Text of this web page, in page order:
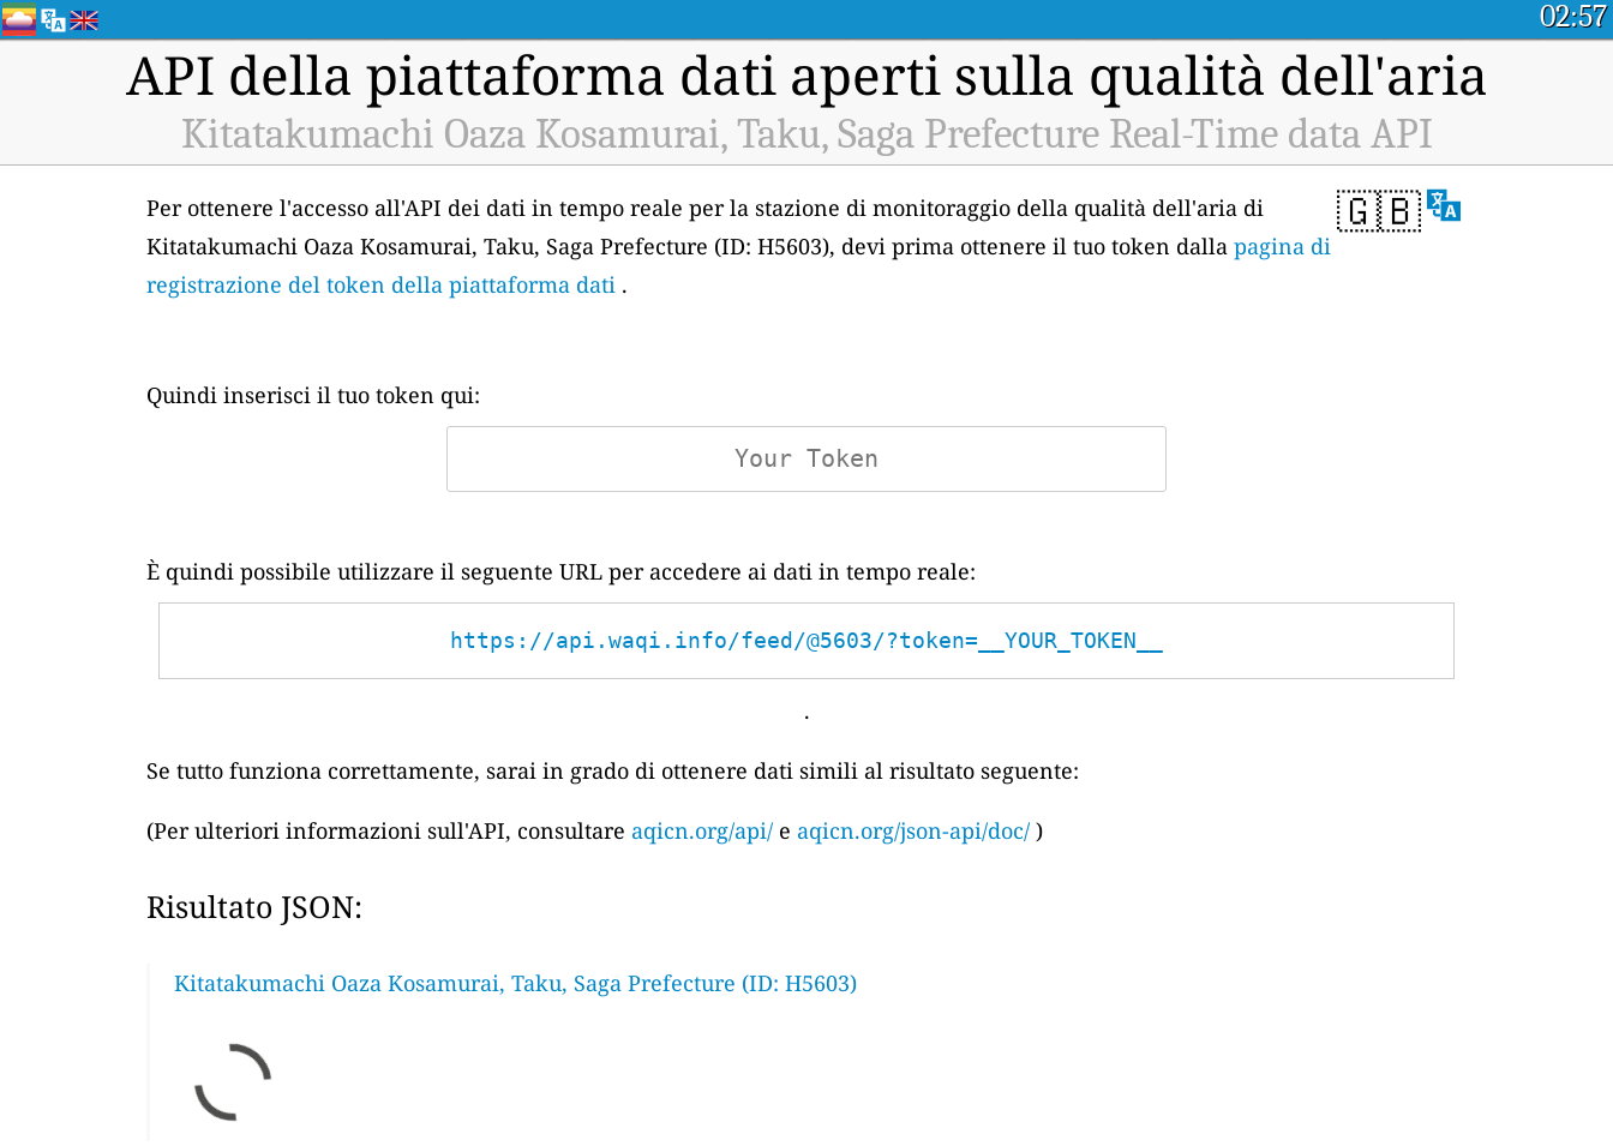
02:57
API della piattaforma dati aperti sulla qualità dell'aria
Kitatakumachi Oaza Kosamurai, Taku, Saga Prefecture Real-Time data API
🇬🇧
Per ottenere l'accesso all'API dei dati in tempo reale per la stazione di monitoraggio della qualità dell'aria di
Kitatakumachi Oaza Kosamurai, Taku, Saga Prefecture (ID: H5603), devi prima ottenere il tuo token dalla pagina di
registrazione del token della piattaforma dati .
Quindi inserisci il tuo token qui:
È quindi possibile utilizzare il seguente URL per accedere ai dati in tempo reale:
https://api.waqi.info/feed/@5603/?token=__YOUR_TOKEN__
.
Se tutto funziona correttamente, sarai in grado di ottenere dati simili al risultato seguente:
(Per ulteriori informazioni sull'API, consultare aqicn.org/api/ e aqicn.org/json-api/doc/ )
Risultato JSON:
Kitatakumachi Oaza Kosamurai, Taku, Saga Prefecture (ID: H5603)